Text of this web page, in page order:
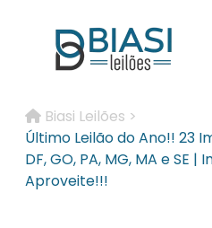
Biasi Leilões >
Último Leilão do Ano!! 23
DF, GO, PA, MG, MA e SE
Aproveite!!!